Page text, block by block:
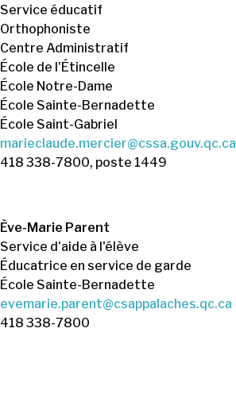
Service éducatif
Orthophoniste
Centre Administratif
École de l'Étincelle
École Notre-Dame
École Sainte-Bernadette
École Saint-Gabriel
marieclaude.mercier@cssa.gouv.qc.ca
418 338-7800, poste 1449
Ève-Marie Parent
Service d'aide à l'élève
Éducatrice en service de garde
École Sainte-Bernadette
evemarie.parent@csappalaches.qc.ca
418 338-7800